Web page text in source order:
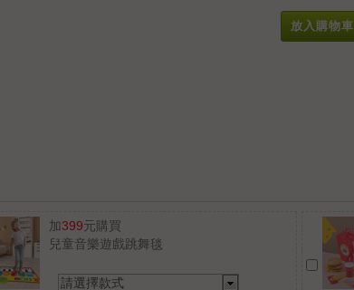
放入購物車
加399元購買
兒童音樂遊戲跳舞毯
請選擇款式